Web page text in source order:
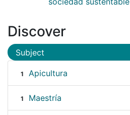
Discover
Subject
1 Apicultura
1 Maestría